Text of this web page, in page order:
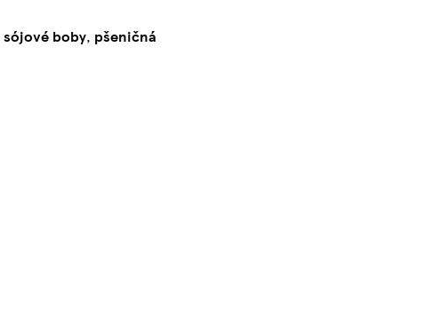
sójové boby, pšeničná